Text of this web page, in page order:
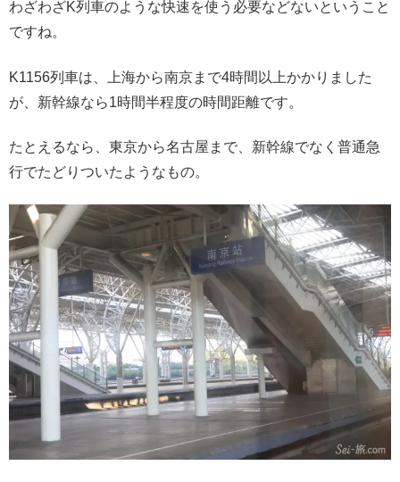
わざわざK列車のような快速を使う必要などないということ
ですね。
K1156列車は、上海から南京まで4時間以上かかりました
が、新幹線なら1時間半程度の時間距離です。
たとえるなら、東京から名古屋まで、新幹線でなく普通急
行でたどりついたようなもの。